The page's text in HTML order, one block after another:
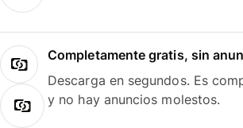
Completamente gratis, sin
Descarga en segundos. Es
y no hay anuncios molestos.